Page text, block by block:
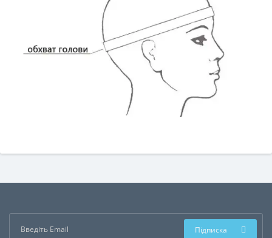
Підписка